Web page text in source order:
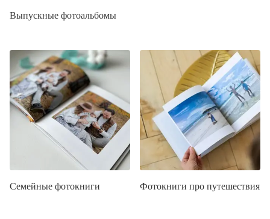
Выпускные фотоальбомы
Семейные фотокниги Фотокниги про путешествия